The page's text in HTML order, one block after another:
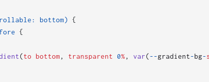
: bottom)
{
{
(to bottom, transparent 0%, var(--gradient-bg-